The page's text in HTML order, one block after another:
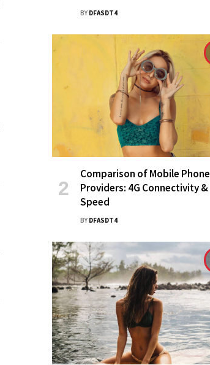
BY DFASDT4
Comparison of Mobile Phone
Providers: 4G Connectivity &
Speed
BY DFASDT4